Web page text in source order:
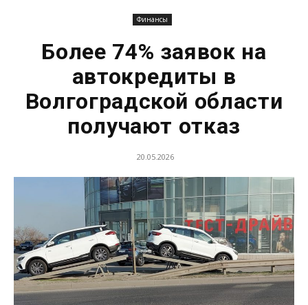
Финансы
Более 74% заявок на
автокредиты в
Волгоградской области
получают отказ
20.05.2026